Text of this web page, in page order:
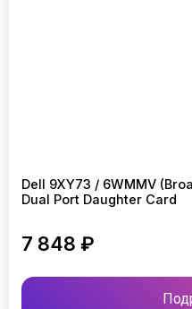
Dell 9XY73 / 6WMMV
Dual Port Daughter Card
7 848 ₽